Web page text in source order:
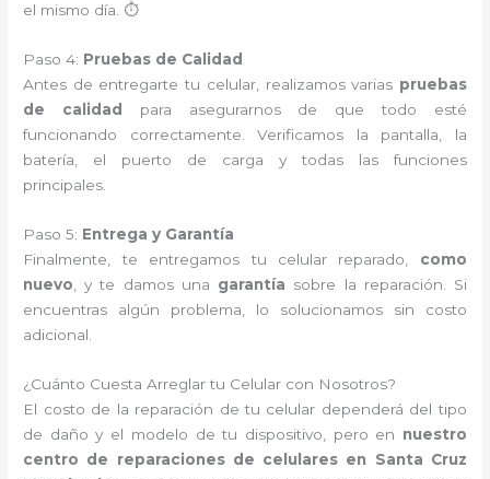
el mismo día. ⏱️
Paso 4: Pruebas de Calidad
Antes de entregarte tu celular, realizamos varias pruebas
de calidad
para asegurarnos de que todo esté
funcionando correctamente. Verificamos la pantalla, la
batería, el puerto de carga y todas las funciones
principales.
Paso 5: Entrega y Garantía
Finalmente, te entregamos tu celular reparado, como
nuevo , y te damos una garantía sobre la reparación. Si
encuentras algún problema, lo solucionamos sin costo
adicional.
¿Cuánto Cuesta Arreglar tu Celular con Nosotros?
El costo de la reparación de tu celular dependerá del tipo
de daño y el modelo de tu dispositivo, pero en nuestro
centro de reparaciones de celulares en Santa Cruz